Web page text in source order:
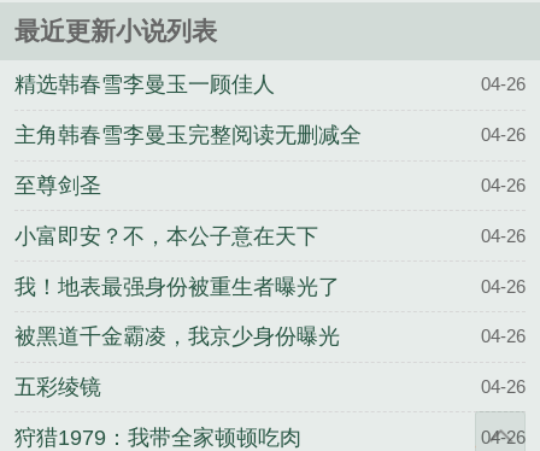
版
强制爱夜夜失控百度云
最近更新小说列表
精选韩春雪李曼玉一顾佳人 04-26
主角韩春雪李曼玉完整阅读无删减全
文
04-26
至尊剑圣 04-26
小富即安？不，本公子意在天下 04-26
我！地表最强身份被重生者曝光了 04-26
被黑道千金霸凌，我京少身份曝光 04-26
五彩绫镜 04-26
狩猎1979：我带全家顿顿吃肉 04-26